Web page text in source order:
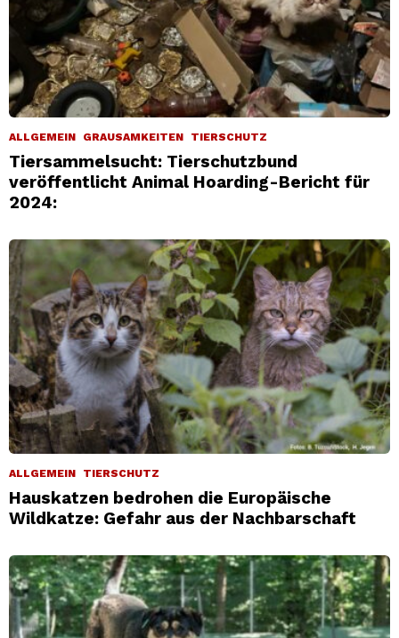
ALLGEMEIN GRAUSAMKEITEN TIERSCHUTZ
Tiersammelsucht: Tierschutzbund
veröffentlicht Animal Hoarding-Bericht für
2024:
ALLGEMEIN TIERSCHUTZ
Hauskatzen bedrohen die Europäische
Wildkatze: Gefahr aus der Nachbarschaft